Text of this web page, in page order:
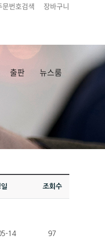
출판 뉴스룸
문번호검색 장바구니
조회수
14 97